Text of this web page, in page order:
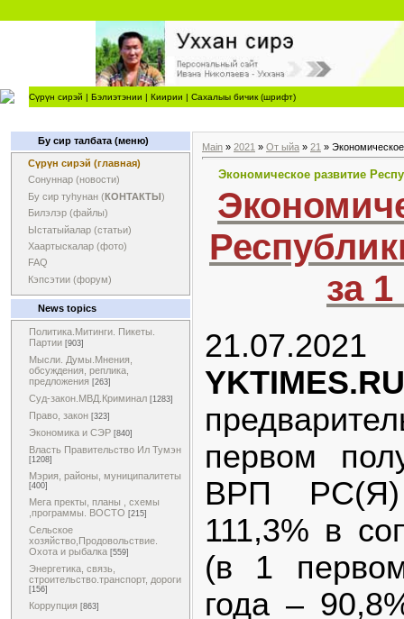
Сүрүн сирэй | Бэлиэтэнии | Киирии | Сахалыы бичик (шрифт)
Бу сир талбата (меню)
Сүрүн сирэй (главная)
Сонуннар (новости)
Бу сир туһунан (КОНТАКТЫ)
Билэлэр (файлы)
Ыстатыйалар (статьи)
Хаартыскалар (фото)
FAQ
Кэпсэтии (форум)
News topics
Политика.Митинги. Пикеты.
Партии [903]
Мысли. Думы.Мнения,
обсуждения, реплика,
предложения [263]
Суд-закон.МВД.Криминал [1283]
Право, закон [323]
Экономика и СЭР [840]
Власть Правительство Ил Тумэн
[1208]
Мэрия, районы, муниципалитеты
[400]
Мега пректы, планы , схемы
,программы. ВОСТО [215]
Сельское
хозяйство,Продовольствие.
Охота и рыбалка [559]
Энергетика, связь,
строительство.транспорт, дороги
[156]
Коррупция [863]
Main » 2021 » От ыйа » 21 »
Экономическое развитие
за 1
21.07.2021
YKTIMES.RU
первом
ВРП РС(Я)
111,3% в
(в 1
года –